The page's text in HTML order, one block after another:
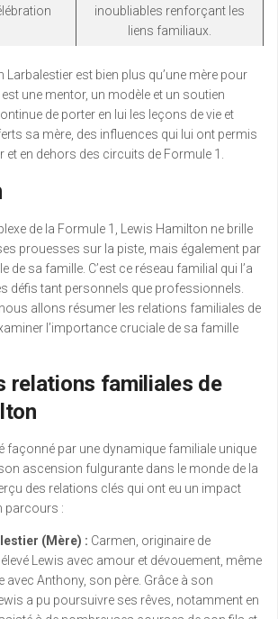
inoubliables renforçant les
liens familiaux.
Larbalestier est bien plus qu’une mère pour
une mentor, un modèle et un soutien
de porter en lui les leçons de vie et
sa mère, des influences qui lui ont permis
et en dehors des circuits de Formule 1.
de la Formule 1, Lewis Hamilton ne brille
prouesses sur la piste, mais également par
de sa famille. C’est ce réseau familial qui l’a
défis tant personnels que professionnels.
allons résumer les relations familiales de
l’importance cruciale de sa famille
relations familiales de
façonné par une dynamique familiale unique
ascension fulgurante dans le monde de la
des relations clés qui ont eu un impact
parcours :
(Mère) : Carmen, originaire de
Lewis avec amour et dévouement, même
avec Anthony, son père. Grâce à son
a pu poursuivre ses rêves, notamment en